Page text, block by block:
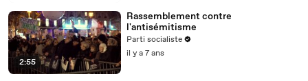
2:55
Rassemblement contre
l'antisémitisme
Parti socialiste
il y a 7 ans